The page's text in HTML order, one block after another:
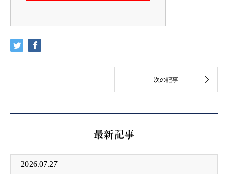
最新記事
2026.07.27